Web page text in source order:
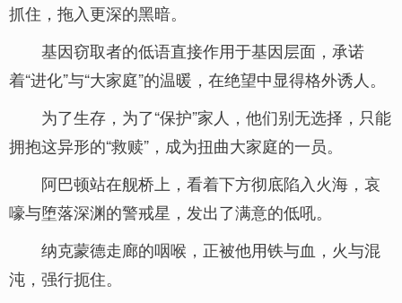
抓住，拖入更深的黑暗。
基因窃取者的低语直接作用于基因层面，承诺
着“进化”与“大家庭”的温暖，在绝望中显得格外诱人。
为了生存，为了“保护”家人，他们别无选择，只能
拥抱这异形的“救赎”，成为扭曲大家庭的一员。
阿巴顿站在舰桥上，看着下方彻底陷入火海，哀
嚎与堕落深渊的警戒星，发出了满意的低吼。
纳克蒙德走廊的咽喉，正被他用铁与血，火与混
沌，强行扼住。